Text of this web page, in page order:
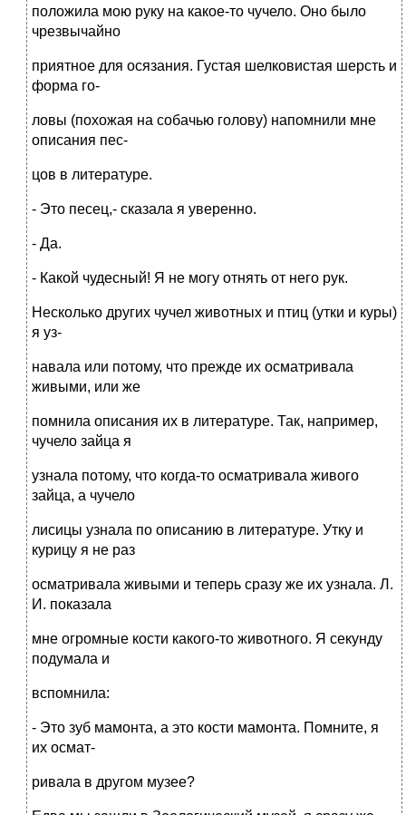
положила мою руку на какое-то чучело. Оно было
чрезвычайно
приятное для осязания. Густая шелковистая шерсть и
форма го-
ловы (похожая на собачью голову) напомнили мне
описания пес-
цов в литературе.
- Это песец,- сказала я уверенно.
- Да.
- Какой чудесный! Я не могу отнять от него рук.
Несколько других чучел животных и птиц (утки и куры)
я уз-
навала или потому, что прежде их осматривала
живыми, или же
помнила описания их в литературе. Так, например,
чучело зайца я
узнала потому, что когда-то осматривала живого
зайца, а чучело
лисицы узнала по описанию в литературе. Утку и
курицу я не раз
осматривала живыми и теперь сразу же их узнала. Л.
И. показала
мне огромные кости какого-то животного. Я секунду
подумала и
вспомнила:
- Это зуб мамонта, а это кости мамонта. Помните, я
их осмат-
ривала в другом музее?